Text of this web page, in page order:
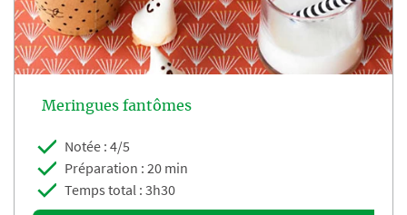
Meringues fantômes
Notée : 4/5
Préparation : 20 min
Temps total : 3h30